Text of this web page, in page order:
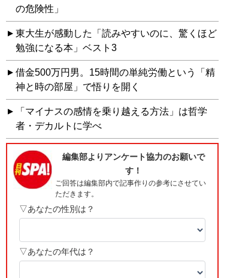
の危険性」
東大生が感動した「読みやすいのに、驚くほど
勉強になる本」ベスト3
借金500万円男。15時間の単純労働という「精
神と時の部屋」で悟りを開く
「マイナスの感情を乗り越える方法」は哲学
者・デカルトに学べ